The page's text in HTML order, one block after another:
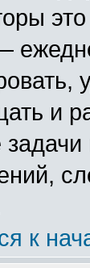
это
и
к